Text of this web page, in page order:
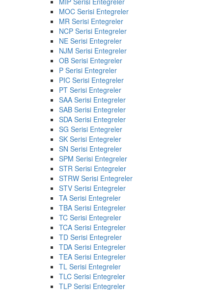
MOC Serisi Entegreler
MR Serisi Entegreler
NCP Serisi Entegreler
NE Serisi Entegreler
NJM Serisi Entegreler
OB Serisi Entegreler
P Serisi Entegreler
PIC Serisi Entegreler
PT Serisi Entegreler
SAA Serisi Entegreler
SAB Serisi Entegreler
SDA Serisi Entegreler
SG Serisi Entegreler
SK Serisi Entegreler
SN Serisi Entegreler
SPM Serisi Entegreler
STR Serisi Entegreler
STRW Serisi Entegreler
STV Serisi Entegreler
TA Serisi Entegreler
TBA Serisi Entegreler
TC Serisi Entegreler
TCA Serisi Entegreler
TD Serisi Entegreler
TDA Serisi Entegreler
TEA Serisi Entegreler
TL Serisi Entegreler
TLC Serisi Entegreler
TLP Serisi Entegreler